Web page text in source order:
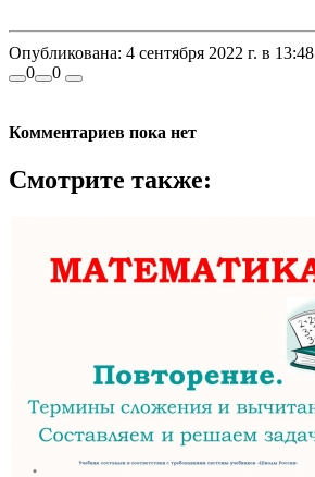
Опубликована: 4 сентября 2022 г. в 13:48
0
0
Комментариев пока нет
Смотрите также: